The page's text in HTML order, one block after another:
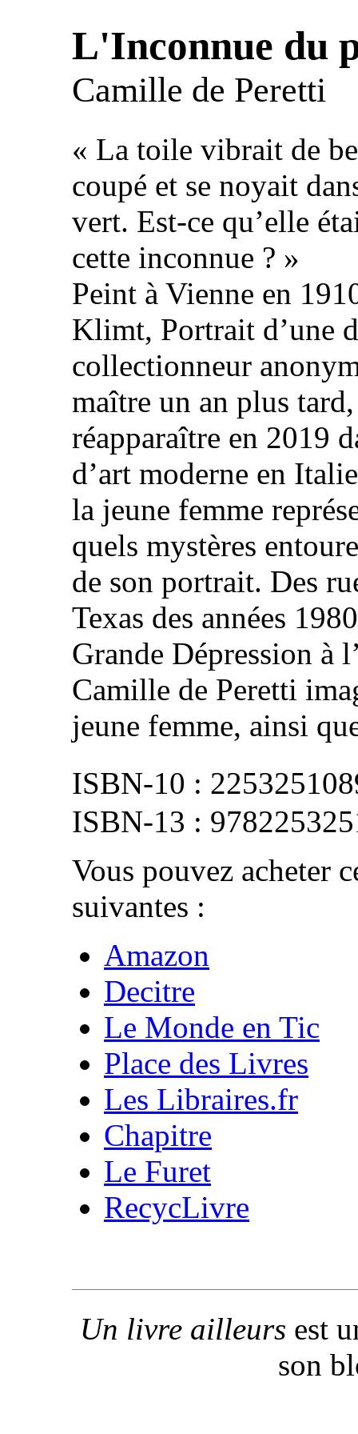
L'Inconnue du
Camille de Peretti
« La toile vibrait de
coupé et se noyait
vert. Est-ce qu’elle
cette inconnue ? »
Peint à Vienne en
Klimt, Portrait d’une
collectionneur
maître un an plus
réapparaître en 2019
d’art moderne en
la jeune femme
quels mystères
de son portrait. Des
Texas des années
Grande Dépression à
Camille de Peretti
jeune femme, ainsi
Vous pouvez acheter
suivantes :
Amazon
Decitre
Le Monde en Tic
Place des Livres
Les Libraires.fr
Chapitre
Le Furet
RecycLivre
Un livre ailleurs est
son